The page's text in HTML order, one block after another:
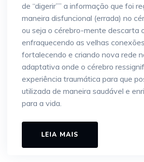
de “digerir”” a informação que foi
maneira disfuncional (errada) no
ou seja o cérebro-mente descarta
enfraquecendo as velhas
fortalecendo e criando nova rede
adaptativa onde o cérebro
experiência traumática para que
utilizada de maneira saudável e
para a vida.
LEIA MAIS